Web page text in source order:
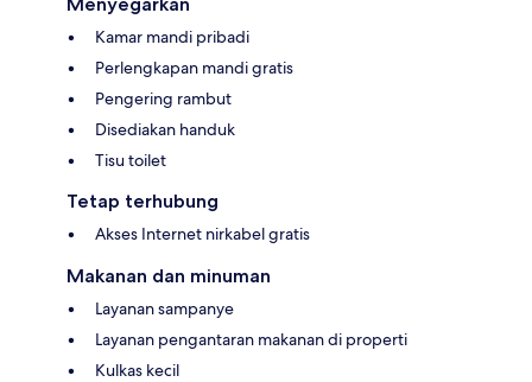
Kamar mandi pribadi
Perlengkapan mandi gratis
Pengering rambut
Disediakan handuk
Tisu toilet
Tetap terhubung
Akses Internet nirkabel gratis
Makanan dan minuman
Layanan sampanye
Layanan pengantaran makanan di properti
Kulkas kecil